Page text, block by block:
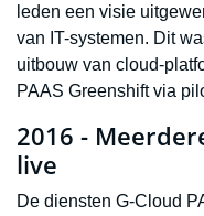
leden een visie
van IT-systemen. Dit
uitbouw van cloud-
PAAS Greenshift via
2016 -
live
De diensten G-Cloud